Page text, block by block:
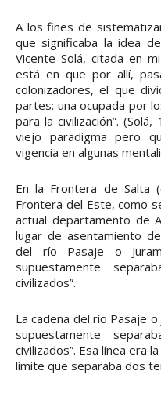
A los fines de
que significaba la idea
Vicente Solá, citada en
está en que por allí,
colonizadores, el que
partes: una ocupada por
para la civilización”.
viejo paradigma pero
vigencia en algunas
En la Frontera de Salta
Frontera del Este, como
actual departamento de
lugar de asentamiento
del río Pasaje o
supuestamente
civilizados”.
La cadena del río Pasaje
supuestamente
civilizados”. Esa línea era
límite que separaba dos